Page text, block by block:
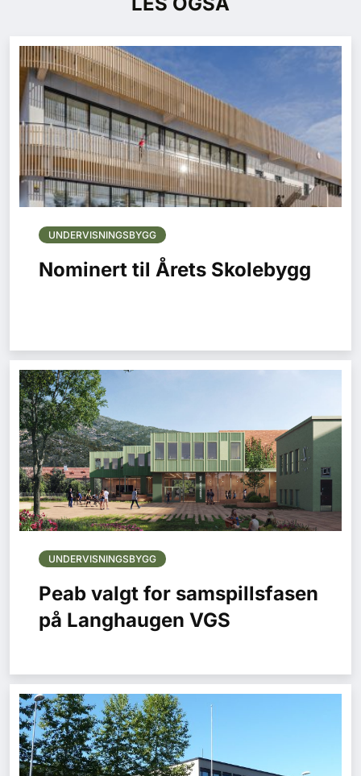
UNDERVISNINGSBYGG
Nominert til Årets Skolebygg
UNDERVISNINGSBYGG
Peab valgt for samspillsfasen
på Langhaugen VGS